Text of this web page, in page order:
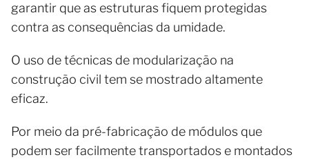
garantir que as estruturas fiquem protegidas
contra as consequências da umidade.
O uso de técnicas de modularização na
construção civil tem se mostrado altamente
eficaz.
Por meio da pré-fabricação de módulos que
podem ser facilmente transportados e montados